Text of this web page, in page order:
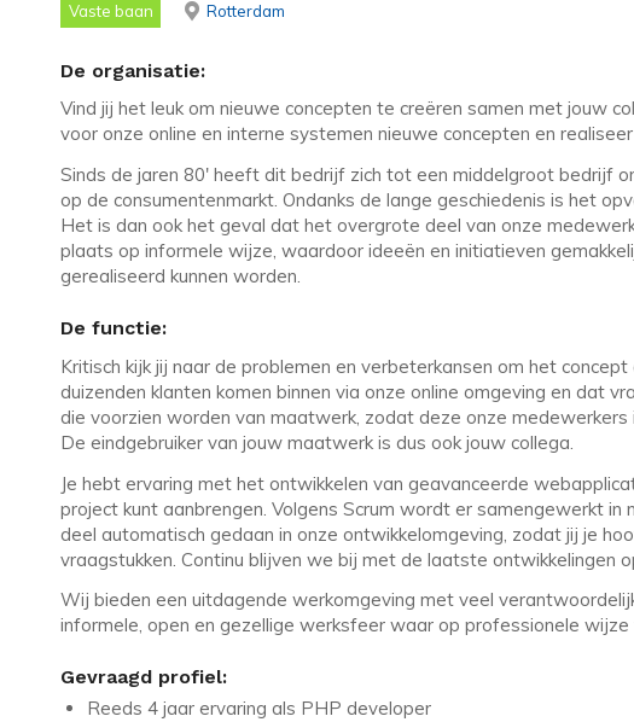
Vaste baan Rotterdam
De organisatie:
Vind jij het leuk om nieuwe concepten te creëren samen met jouw
voor onze online en interne systemen nieuwe concepten en
Sinds de jaren 80' heeft dit bedrijf zich tot een middelgroot bedrijf
op de consumentenmarkt. Ondanks de lange geschiedenis is het
Het is dan ook het geval dat het overgrote deel van onze
plaats op informele wijze, waardoor ideeën en initiatieven
gerealiseerd kunnen worden.
De functie:
Kritisch kijk jij naar de problemen en verbeterkansen om het
duizenden klanten komen binnen via onze online omgeving en dat
die voorzien worden van maatwerk, zodat deze onze
De eindgebruiker van jouw maatwerk is dus ook jouw collega.
Je hebt ervaring met het ontwikkelen van geavanceerde
project kunt aanbrengen. Volgens Scrum wordt er samengewerkt
deel automatisch gedaan in onze ontwikkelomgeving, zodat jij je
vraagstukken. Continu blijven we bij met de laatste ontwikkelingen
Wij bieden een uitdagende werkomgeving met veel
informele, open en gezellige werksfeer waar op professionele
Gevraagd profiel:
Reeds 4 jaar ervaring als PHP developer